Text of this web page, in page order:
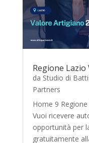
Regione
da Studio di
Partners
Home 9
Vuoi ricevere
opportunità per
gratuitamente